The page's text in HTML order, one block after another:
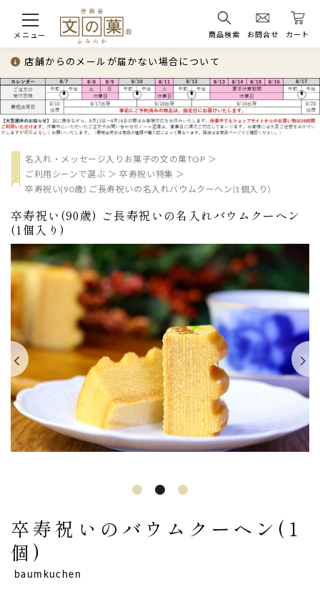
メニュー 商品検索 お問合せ カート
店舗からのメールが届かない場合について
名入れ・メッセージ入りお菓子の文の菓TOP
ご利用シーンで選ぶ
卒寿祝い特集
卒寿祝い(90歳) ご長寿祝いの名入れバウムクーヘン(1個入り)
卒寿祝い(90歳) ご長寿祝いの名入れバウムクーヘン
(1個入り)
卒寿祝いのバウムクーヘン(1
個)
baumkuchen